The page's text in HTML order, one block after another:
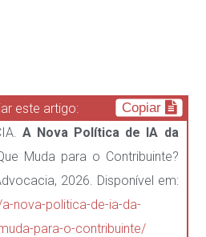
este artigo: Copiar
A Nova Política de IA da
Muda para o Contribuinte?
2026. Disponível em:
nova-politica-de-ia-da-
para-o-contribuinte/